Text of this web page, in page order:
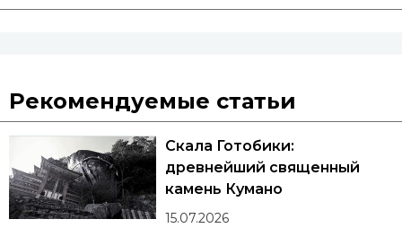
Рекомендуемые статьи
Скала Готобики:
древнейший священный
камень Кумано
15.07.2026